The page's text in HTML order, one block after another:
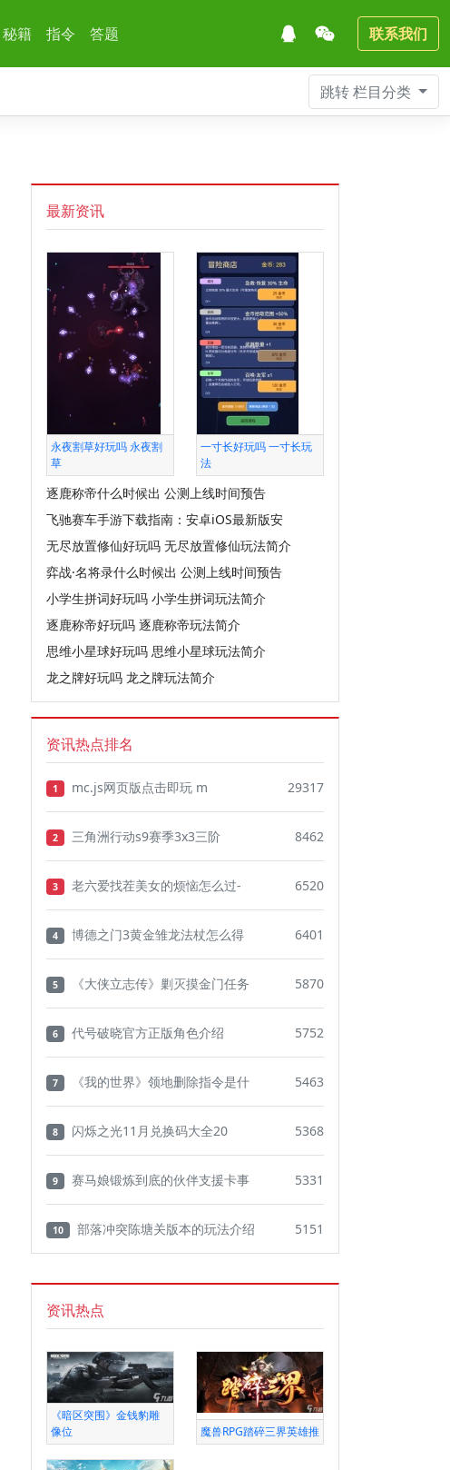
秘籍 指令 答题 联系我们
跳转栏目分类
最新资讯
永夜割草好玩吗 永夜割
草
一寸长好玩吗 一寸长玩
法
逐鹿称帝什么时候出 公测上线时间预告
飞驰赛车手游下载指南：安卓iOS最新版安
无尽放置修仙好玩吗 无尽放置修仙玩法简介
弈战·名将录什么时候出 公测上线时间预告
小学生拼词好玩吗 小学生拼词玩法简介
逐鹿称帝好玩吗 逐鹿称帝玩法简介
思维小星球好玩吗 思维小星球玩法简介
龙之牌好玩吗 龙之牌玩法简介
资讯热点排名
1 mc.js网页版点击即玩 m 29317
2 三角洲行动s9赛季3x3三阶 8462
3 老六爱找茬美女的烦恼怎么过- 6520
4 博德之门3黄金雏龙法杖怎么得 6401
5 《大侠立志传》剿灭摸金门任务 5870
6 代号破晓官方正版角色介绍 5752
7 《我的世界》领地删除指令是什 5463
8 闪烁之光11月兑换码大全20 5368
9 赛马娘锻炼到底的伙伴支援卡事 5331
10 部落冲突陈塘关版本的玩法介绍 5151
资讯热点
《暗区突围》金钱豹雕
像位
魔兽RPG踏碎三界英雄推